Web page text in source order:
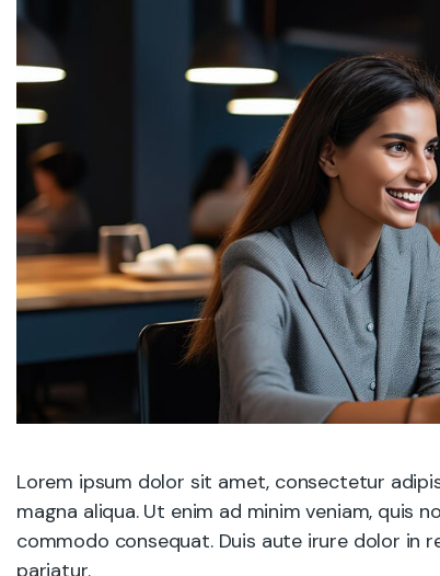
Lorem ipsum dolor sit amet, consectetur
magna aliqua. Ut enim ad minim veniam, quis
commodo consequat. Duis aute irure dolor in